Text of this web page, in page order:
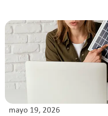
mayo 19, 2026